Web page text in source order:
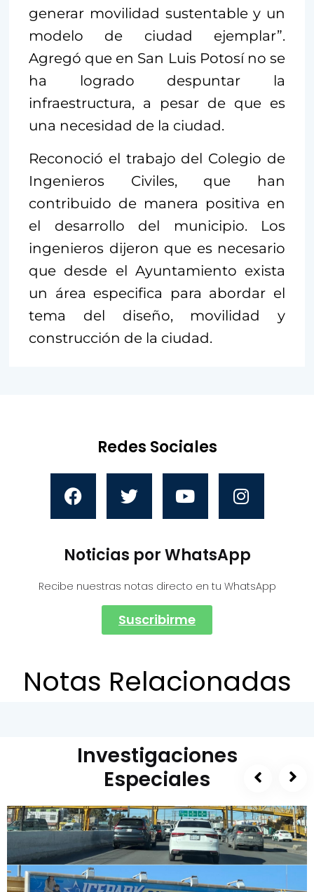
generar movilidad sustentable y un
modelo de ciudad ejemplar”.
Agregó que en San Luis Potosí no se
ha logrado despuntar la
infraestructura, a pesar de que es
una necesidad de la ciudad.
Reconoció el trabajo del Colegio de
Ingenieros Civiles, que han
contribuido de manera positiva en
el desarrollo del municipio. Los
ingenieros dijeron que es necesario
que desde el Ayuntamiento exista
un área especifica para abordar el
tema del diseño, movilidad y
construcción de la ciudad.
Redes Sociales
Noticias por WhatsApp
Recibe nuestras notas directo en tu WhatsApp
Suscribirme
Notas Relacionadas
Investigaciones
Especiales